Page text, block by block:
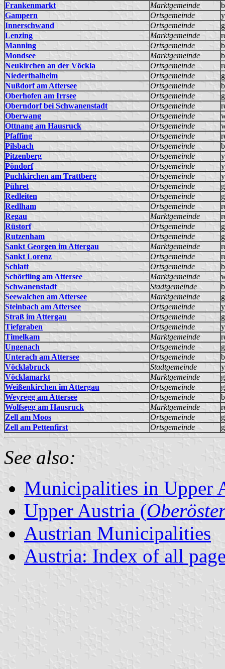
Frankenmarkt
Marktgemeinde
Gampern
Ortsgemeinde
Innerschwand
Ortsgemeinde
Lenzing
Marktgemeinde
Manning
Ortsgemeinde
Mondsee
Marktgemeinde
Neukirchen an der Vöckla
Ortsgemeinde
Niederthalheim
Ortsgemeinde
Nußdorf am Attersee
Ortsgemeinde
Oberhofen am Irrsee
Ortsgemeinde
Oberndorf bei Schwanenstadt
Ortsgemeinde
Oberwang
Ortsgemeinde
Ottnang am Hausruck
Ortsgemeinde
Pfaffing
Ortsgemeinde
Pilsbach
Ortsgemeinde
Pitzenberg
Ortsgemeinde
Pöndorf
Ortsgemeinde
Puchkirchen am Trattberg
Ortsgemeinde
Pühret
Ortsgemeinde
Redleiten
Ortsgemeinde
Redlham
Ortsgemeinde
Regau
Marktgemeinde
Rüstorf
Ortsgemeinde
Rutzenham
Ortsgemeinde
Sankt Georgen im Attergau
Marktgemeinde
Sankt Lorenz
Ortsgemeinde
Schlatt
Ortsgemeinde
Schörfling am Attersee
Marktgemeinde
Schwanenstadt
Stadtgemeinde
Seewalchen am Attersee
Marktgemeinde
Steinbach am Attersee
Ortsgemeinde
Straß im Attergau
Ortsgemeinde
Tiefgraben
Ortsgemeinde
Timelkam
Marktgemeinde
Ungenach
Ortsgemeinde
Unterach am Attersee
Ortsgemeinde
Vöcklabruck
Stadtgemeinde
Vöcklamarkt
Marktgemeinde
Weißenkirchen im Attergau
Ortsgemeinde
Weyregg am Attersee
Ortsgemeinde
Wolfsegg am Hausruck
Marktgemeinde
Zell am Moos
Ortsgemeinde
Zell am Pettenfirst
Ortsgemeinde
See also:
Municipalities in Upper
Upper Austria (
Austrian Municipalities
Austria: Index of all